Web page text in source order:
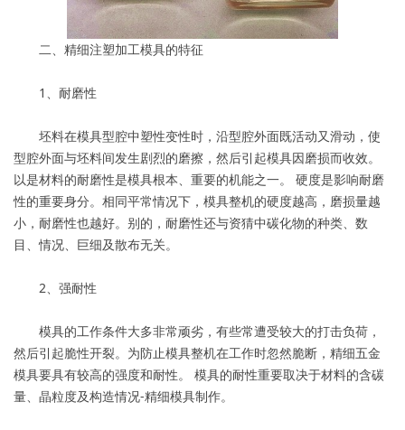
二、精细注塑加工模具的特征
1、耐磨性
坯料在模具型腔中塑性变性时，沿型腔外面既活动又滑动，使
型腔外面与坯料间发生剧烈的磨擦，然后引起模具因磨损而收效。
以是材料的耐磨性是模具根本、重要的机能之一。 硬度是影响耐磨
性的重要身分。相同平常情况下，模具整机的硬度越高，磨损量越
小，耐磨性也越好。别的，耐磨性还与资猜中碳化物的种类、数
目、情况、巨细及散布无关。
2、强耐性
模具的工作条件大多非常顽劣，有些常遭受较大的打击负荷，
然后引起脆性开裂。为防止模具整机在工作时忽然脆断，精细五金
模具要具有较高的强度和耐性。 模具的耐性重要取决于材料的含碳
量、晶粒度及构造情况-精细模具制作。